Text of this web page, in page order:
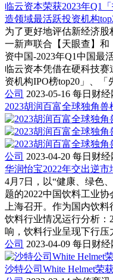
临云资本荣获2023年Q1
造领域最活跃投资机构
为了更好地评估新经济
一新声联合【天眼查】和
资中国-2023年Q1中国最
临云资本凭借在硬科技
资机构IPO榜top20」、「
公司 2023-05-16 每日财经
2023胡润百富全球独角兽
公司 2023-04-20 每日财经
华润怡宝2022年交出逆
4月7日，以“健康、绿色
题的2022中国饮料工业
上海召开。作为国内饮
饮料行业情况运行分析：
响，饮料行业呈现下行压
公司 2023-04-09 每日财经
沙特公司White Helmet荣